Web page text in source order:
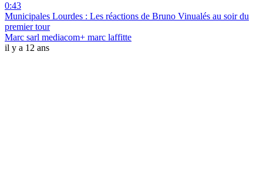
0:43
Municipales Lourdes : Les réactions de Bruno Vinualés au soir du
premier tour
Marc sarl mediacom+ marc laffitte
il y a 12 ans